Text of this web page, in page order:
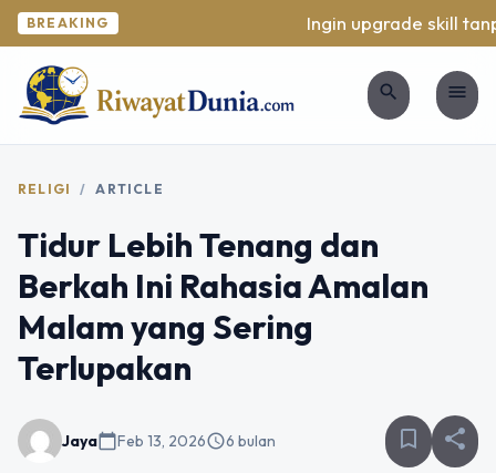
BREAKING Ingin upgrade skill
search menu
RELIGI / ARTICLE
Tidur Lebih Tenang dan
Berkah Ini Rahasia Amalan
Malam yang Sering
Terlupakan
Jayacalendar_todayFeb 13, 2026schedule6 bulan bookmark_border share